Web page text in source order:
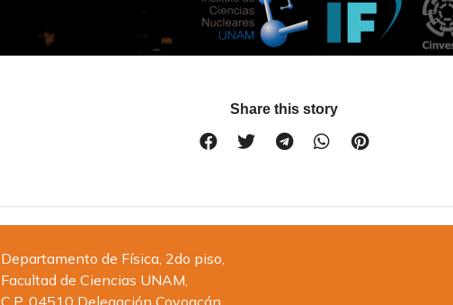
Share this story
Departamento de Física, 2do piso,
Facultad de Ciencias UNAM,
C.P. 04510 Delegación Coyoacán,